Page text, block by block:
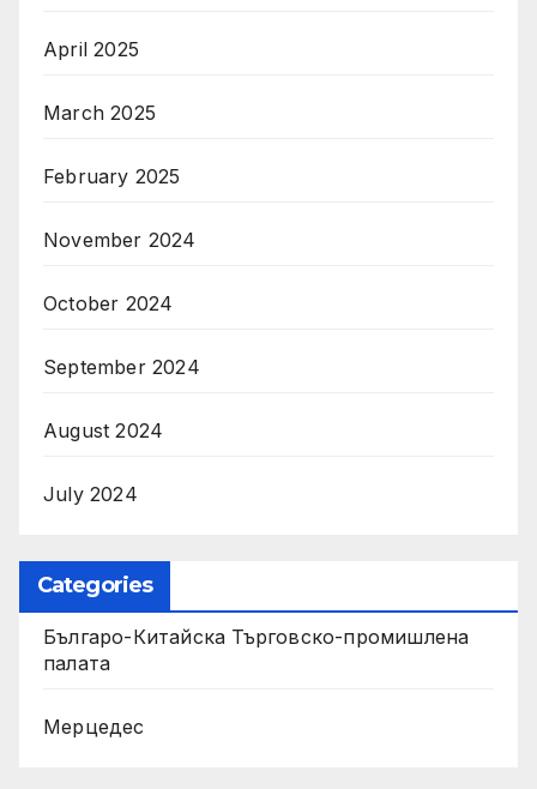
April 2025
March 2025
February 2025
November 2024
October 2024
September 2024
August 2024
July 2024
Categories
Българо-Китайска Търговско-промишлена
палaта
Мерцедес